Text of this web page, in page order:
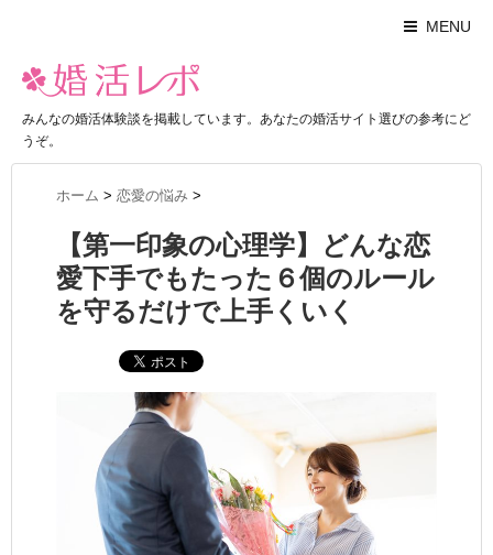
MENU
みんなの婚活体験談を掲載しています。あなたの婚活サイト選びの参考にど
うぞ。
ホーム > 恋愛の悩み >
【第一印象の心理学】どんな恋
愛下手でもたった６個のルール
を守るだけで上手くいく